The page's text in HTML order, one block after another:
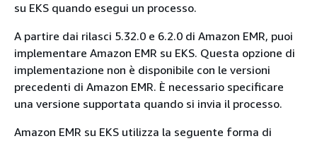
su EKS quando esegui un processo.
A partire dai rilasci 5.32.0 e 6.2.0 di Amazon EMR, puoi
implementare Amazon EMR su EKS. Questa opzione di
implementazione non è disponibile con le versioni
precedenti di Amazon EMR. È necessario specificare
una versione supportata quando si invia il processo.
Amazon EMR su EKS utilizza la seguente forma di